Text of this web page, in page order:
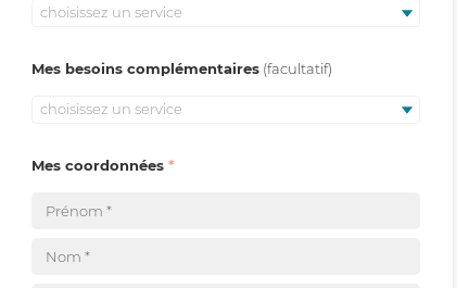
choisissez un service
Mes besoins complémentaires
choisissez un service
Mes coordonnées